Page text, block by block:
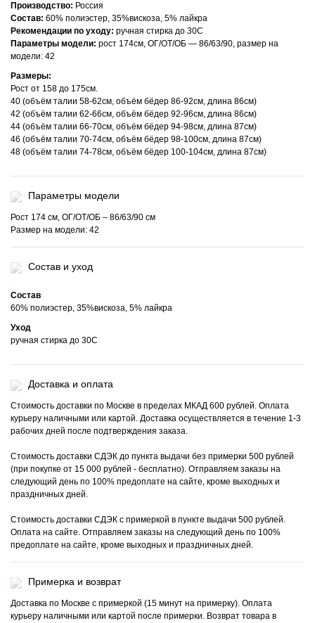
Производство: Россия
Состав: 60% полиэстер, 35%вискоза, 5% лайкра
Рекомендации по уходу: ручная стирка до 30С
Параметры модели: рост 174см, ОГ/ОТ/ОБ — 86/63/90, размер на
модели: 42
Размеры:
Рост от 158 до 175см.
40 (объём талии 58-62см, объём бёдер 86-92см, длина 86см)
42 (объём талии 62-66см, объём бёдер 92-96см, длина 86см)
44 (объём талии 66-70см, объём бёдер 94-98см, длина 87см)
46 (объём талии 70-74см, объём бёдер 98-100см, длина 87см)
48 (объём талии 74-78см, объём бёдер 100-104см, длина 87см)
Параметры модели
Рост 174 см, ОГ/ОТ/ОБ – 86/63/90 см
Размер на модели: 42
Состав и уход
Состав
60% полиэстер, 35%вискоза, 5% лайкра
Уход
ручная стирка до 30С
Доставка и оплата
Стоимость доставки по Москве в пределах МКАД 600 рублей. Оплата
курьеру наличными или картой. Доставка осуществляется в течение 1-3
рабочих дней после подтверждения заказа.
Стоимость доставки СДЭК до пункта выдачи без примерки 500 рублей
(при покупке от 15 000 рублей - бесплатно). Отправляем заказы на
следующий день по 100% предоплате на сайте, кроме выходных и
праздничных дней.
Стоимость доставки СДЭК с примеркой в пункте выдачи 500 рублей.
Оплата на сайте. Отправляем заказы на следующий день по 100%
предоплате на сайте, кроме выходных и праздничных дней.
Примерка и возврат
Доставка по Москве с примеркой (15 минут на примерку). Оплата
курьеру наличными или картой после примерки. Возврат товара в